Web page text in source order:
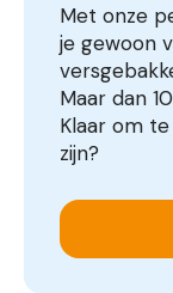
Met onze
je gewoon
Maar dan
Klaar om
zijn?